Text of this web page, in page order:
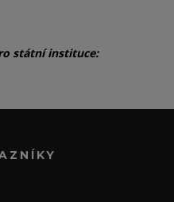
státní instituce: